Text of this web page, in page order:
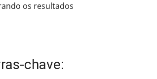
os resultados
chave: